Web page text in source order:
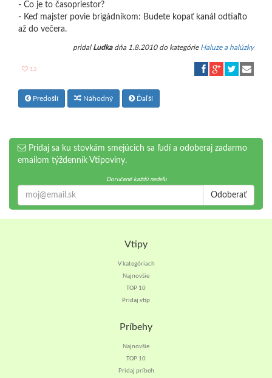
- Čo je to časopriestor?
- Keď majster povie brigádnikom: Budete kopať kanál odtiaľto
až do večera.
pridal Ludkadňa 1.8.2010 do kategórie Haluze a halúzky
12
Predošlí Náhodný Ďaľší
Pridaj sa ku stovkám smejúcich sa ľudí a odoberaj zadarmo
emailom týždenník Vtipoviny.
Doručené každú nedeľu
Odoberať
Vtipy
V kategóriach
Najnovšie
TOP 10
Pridaj vtip
Príbehy
Najnovšie
TOP 10
Pridaj príbeh